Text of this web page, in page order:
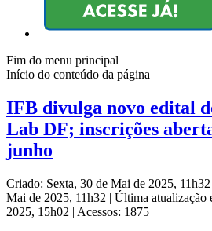
Fim do menu principal
Início do conteúdo da página
IFB divulga novo edital
Lab DF; inscrições
junho
Criado: Sexta, 30 de Mai de 2025, 11h32
Mai de 2025, 11h32 | Última atualização
2025, 15h02 | Acessos: 1875